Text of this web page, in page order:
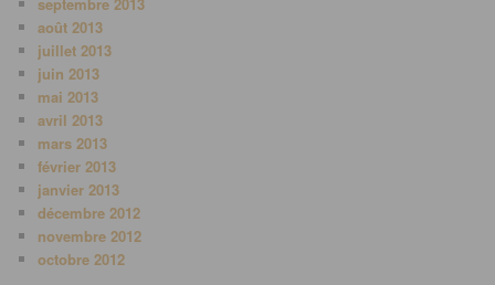
août 2013
juillet 2013
juin 2013
mai 2013
avril 2013
mars 2013
février 2013
janvier 2013
décembre 2012
novembre 2012
octobre 2012